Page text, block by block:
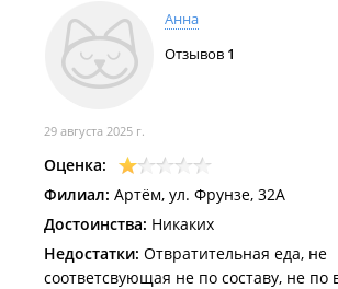
Анна
Отзывов 1
29 августа 2025 г.
Оценка:
Филиал: Артём, ул. Фрунзе, 32А
Достоинства: Никаких
Недостатки: Отвратительная еда, не
соответсвующая не по составу, не по